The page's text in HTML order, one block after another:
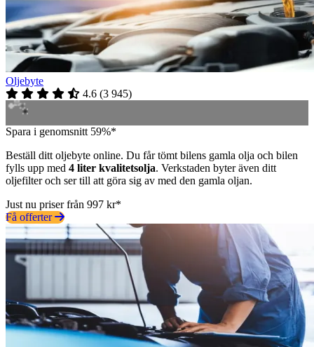
Oljebyte
4.6 (3 945)
Spara i genomsnitt 59%*
Beställ ditt oljebyte online. Du får tömt bilens gamla olja och bilen
fylls upp med 4 liter kvalitetsolja. Verkstaden byter även ditt
oljefilter och ser till att göra sig av med den gamla oljan.
Just nu priser från 997 kr*
Få offerter